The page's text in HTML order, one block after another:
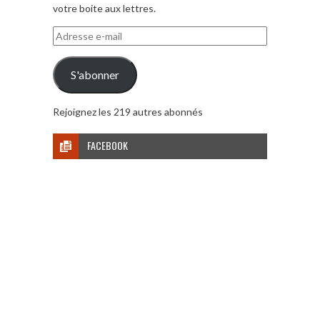
votre boite aux lettres.
Adresse
e-
mail
S'abonner
Rejoignez les 219 autres abonnés
FACEBOOK